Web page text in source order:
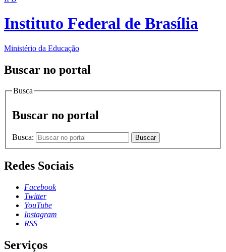
Instituto Federal de Brasília
Ministério da Educação
Buscar no portal
Busca
Buscar no portal
Busca: Buscar
Redes Sociais
Facebook
Twitter
YouTube
Instagram
RSS
Serviços